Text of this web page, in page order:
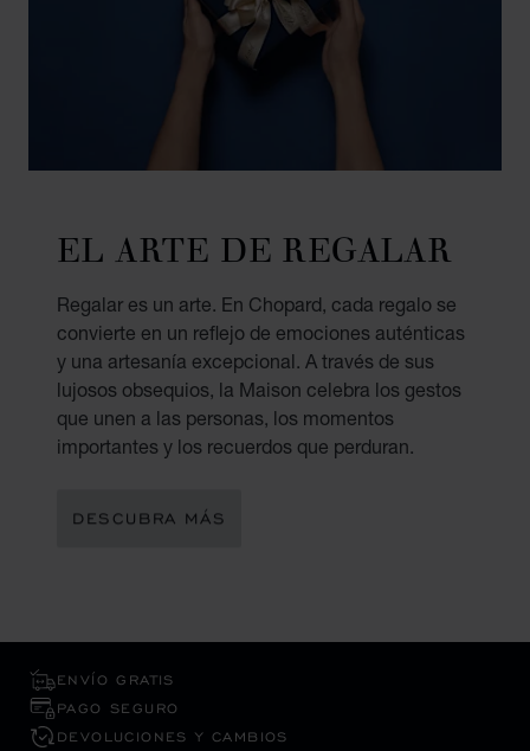
EL ARTE DE REGALAR
Regalar es un arte. En Chopard, cada regalo se
convierte en un reflejo de emociones auténticas
y una artesanía excepcional. A través de sus
lujosos obsequios, la Maison celebra los gestos
que unen a las personas, los momentos
importantes y los recuerdos que perduran.
DESCUBRA MÁS
ENVÍO GRATIS
PAGO SEGURO
DEVOLUCIONES Y CAMBIOS